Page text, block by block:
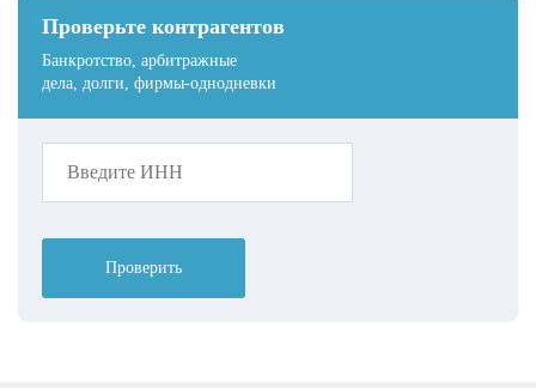
Проверьте контрагентов
Банкротство, арбитражные
дела, долги, фирмы-однодневки
Проверить